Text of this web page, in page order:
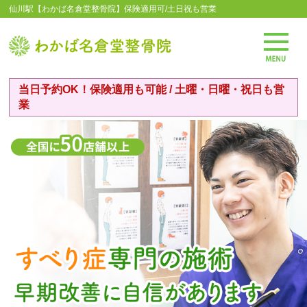
仙川駅【わかば名倉堂整骨院】保険適用可/土日祝も営業
当日予約OK！保険適用も可能 / 土曜・日曜・祝日も営
業